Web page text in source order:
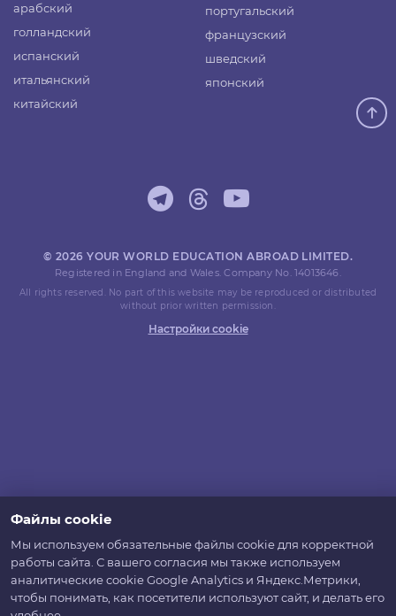
арабский
голландский
испанский
итальянский
китайский
португальский
французский
шведский
японский
© 2026 YOUR WORLD EDUCATION ABROAD LIMITED.
Registered in England and Wales. Company No. 14013646.
All rights reserved. No part of this website may be reproduced or distributed
without prior written permission.
Настройки cookie
Файлы cookie
Мы используем обязательные файлы cookie для корректной
работы сайта. С вашего согласия мы также используем
аналитические cookie Google Analytics и Яндекс.Метрики,
чтобы понимать, как посетители используют сайт, и делать его